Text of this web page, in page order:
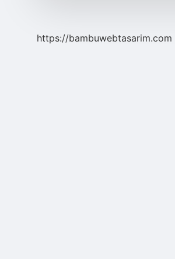
https://bambuwebtasarim.com